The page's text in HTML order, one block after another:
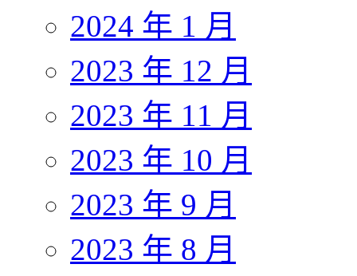
2024 年 1 月
2023 年 12 月
2023 年 11 月
2023 年 10 月
2023 年 9 月
2023 年 8 月